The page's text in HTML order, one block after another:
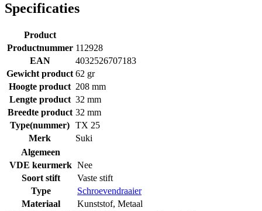
Specificaties
Product
Productnummer 112928
EAN
4032526707183
Gewicht product 62 gr
Hoogte product 208 mm
Lengte product 32 mm
Breedte product 32 mm
Type(nummer) TX 25
Merk
Suki
Algemeen
VDE keurmerk Nee
Soort stift
Vaste stift
Type
Schroevendraaier
Materiaal
Kunststof, Metaal